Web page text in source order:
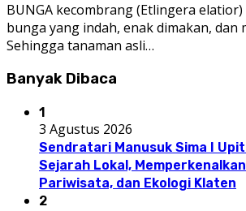
BUNGA kecombrang (Etlingera
bunga yang indah, enak dimakan, dan
Sehingga tanaman asli…
Banyak Dibaca
1
3 Agustus 2026
Sendratari Manusuk Sima I
Sejarah Lokal,
Pariwisata, dan Ekologi Klaten
2